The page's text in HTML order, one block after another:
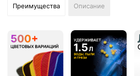
Преимущества Описание